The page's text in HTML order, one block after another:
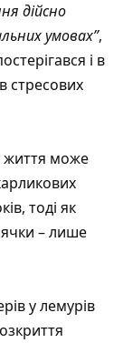
дійсно
умовах”,
і в
стресових
життя може
тоді як
– лише
у лемурів